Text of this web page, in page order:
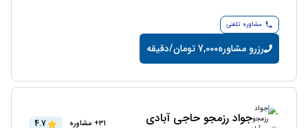
مشاوره تلفنی
رزرو مشاوره7,000 تومان/دقیقه
جواد رزمجو حاجی آبادی 31+ مشاوره 4.7